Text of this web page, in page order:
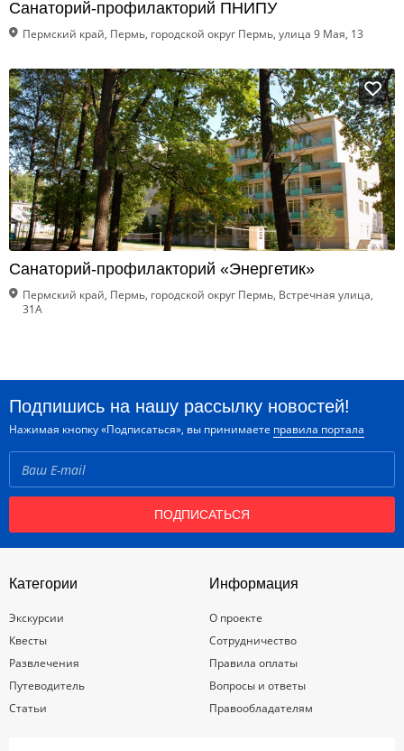
Санаторий-профилакторий ПНИПУ
Пермский край, Пермь, городской округ Пермь, улица 9 Мая, 13
Санаторий-профилакторий «Энергетик»
Пермский край, Пермь, городской округ Пермь, Встречная улица,
31А
Подпишись на нашу рассылку новостей!
Нажимая кнопку «Подписаться», вы принимаете правила портала
ПОДПИСАТЬСЯ
Категории
Экскурсии
Квесты
Развлечения
Путеводитель
Статьи
Информация
О проекте
Сотрудничество
Правила оплаты
Вопросы и ответы
Правообладателям